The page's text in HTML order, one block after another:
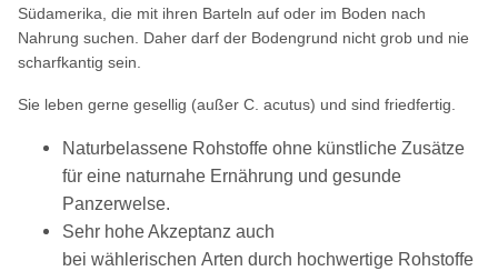
Südamerika, die mit ihren Barteln auf oder im Boden nach
Nahrung suchen. Daher darf der Bodengrund nicht grob und nie
scharfkantig sein.
Sie leben gerne gesellig (außer C. acutus) und sind friedfertig.
Naturbelassene Rohstoffe ohne künstliche Zusätze
für eine naturnahe Ernährung und gesunde
Panzerwelse.
Sehr hohe Akzeptanz auch
bei wählerischen Arten durch hochwertige Rohstoffe